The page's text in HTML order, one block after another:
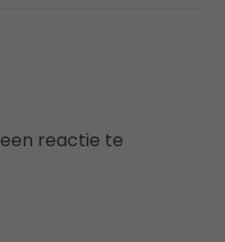
reactie te